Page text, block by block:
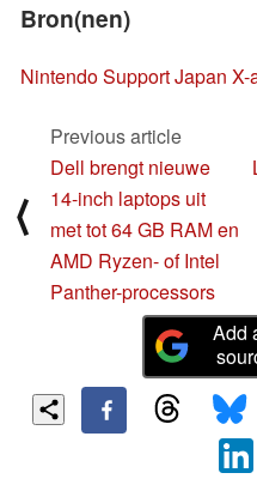
Bron(nen)
Nintendo Support Japan X-
⟨
Previous article
Dell brengt nieuwe
14-inch laptops uit
met tot 64 GB RAM en
AMD Ryzen- of Intel
Panther-processors
Add